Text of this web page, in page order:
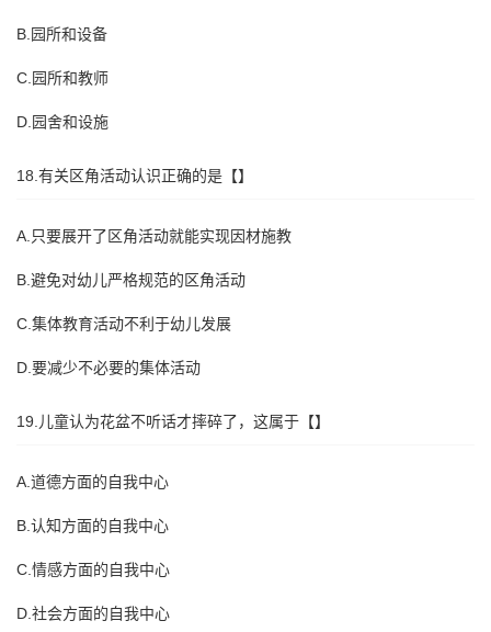
B.园所和设备
C.园所和教师
D.园舍和设施
18.有关区角活动认识正确的是【】
A.只要展开了区角活动就能实现因材施教
B.避免对幼儿严格规范的区角活动
C.集体教育活动不利于幼儿发展
D.要减少不必要的集体活动
19.儿童认为花盆不听话才摔碎了，这属于【】
A.道德方面的自我中心
B.认知方面的自我中心
C.情感方面的自我中心
D.社会方面的自我中心